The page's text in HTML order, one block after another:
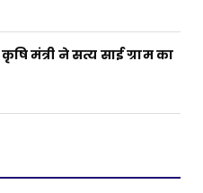
मंत्री ने सत्य साई ग्राम का